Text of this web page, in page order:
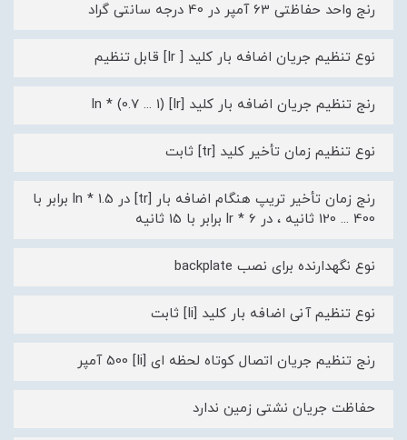
رنج واحد حفاظتی 63 آمپر در 40 درجه سانتی گراد
نوع تنظیم جریان اضافه بار کلید [ Ir] قابل تنظیم
رنج تنظیم جریان اضافه بار کلید [Ir] ln * (0.7 ... 1)
نوع تنظیم زمان تأخیر کلید [tr] ثابت
رنج زمان تأخیر تریپ هنگام اضافه بار [tr] در 1.5 * ln برابر با
400 ... 120 ثانیه ، در lr * 6 برابر با 15 ثانیه
نوع نگهدارنده برای نصب backplate
نوع تنظیم آنی اضافه بار کلید [Ii] ثابت
رنج تنظیم جریان اتصال کوتاه لحظه ای [Ii] 500 آمپر
حفاظت جریان نشتی زمین ندارد